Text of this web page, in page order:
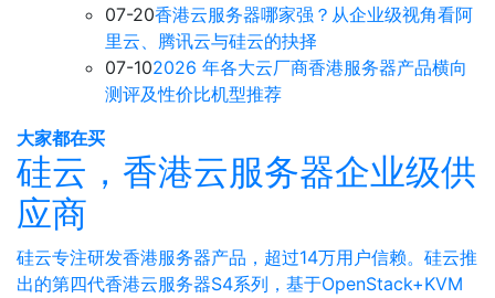
07-20香港云服务器哪家强？从企业级视角看阿
里云、腾讯云与硅云的抉择
07-102026 年各大云厂商香港服务器产品横向
测评及性价比机型推荐
大家都在买
硅云，香港云服务器企业级供
应商
硅云专注研发香港服务器产品，超过14万用户信赖。硅云推
出的第四代香港云服务器S4系列，基于OpenStack+KVM